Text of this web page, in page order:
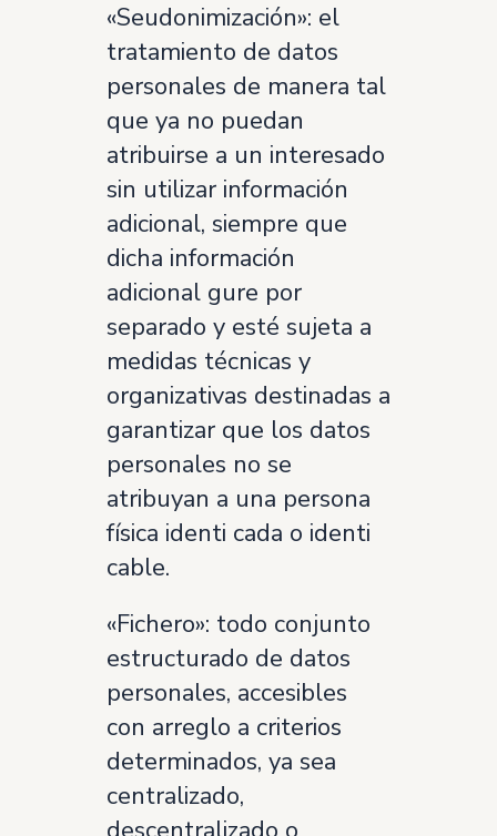
«Seudonimización»: el
tratamiento de datos
personales de manera tal
que ya no puedan
atribuirse a un interesado
sin utilizar información
adicional, siempre que
dicha información
adicional gure por
separado y esté sujeta a
medidas técnicas y
organizativas destinadas a
garantizar que los datos
personales no se
atribuyan a una persona
física identi cada o identi
cable.
«Fichero»: todo conjunto
estructurado de datos
personales, accesibles
con arreglo a criterios
determinados, ya sea
centralizado,